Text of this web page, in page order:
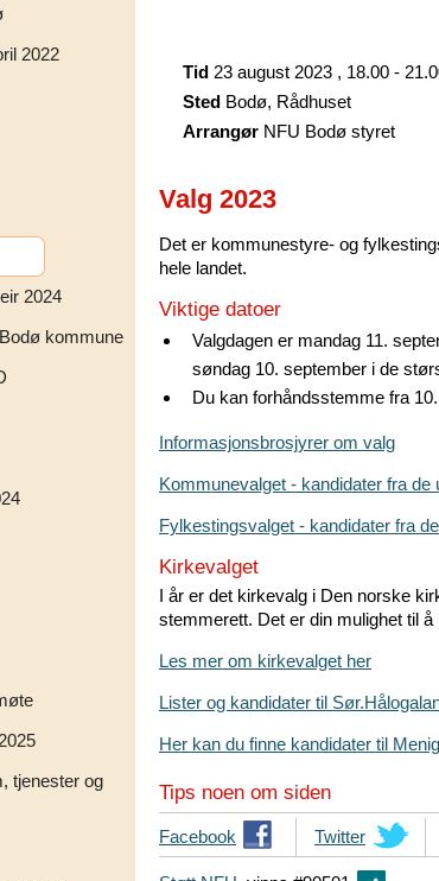
2022
2024
kommune
tjenester og
Tid 23 august 2023 , 18.00 -
Sted Bodø, Rådhuset
Arrangør NFU Bodø styret
Valg 2023
Det er kommunestyre- og
hele landet.
Viktige datoer
Valgdagen er mandag 11.
søndag 10. september i de
Du kan forhåndsstemme fra
Informasjonsbrosjyrer om valg
Kommunevalget - kandidater fra de
Fylkestingsvalget - kandidater fra
Kirkevalget
I år er det kirkevalg i Den norske
stemmerett. Det er din mulighet til
Les mer om kirkevalget her
Lister og kandidater til
Her kan du finne kandidater til
Tips noen om siden
T
i
Facebook
T
i
Twitter